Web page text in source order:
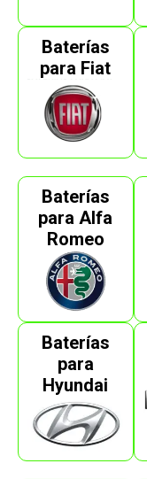
Baterías
para Fiat
Baterías
para Alfa
Romeo
Baterías
para
Hyundai